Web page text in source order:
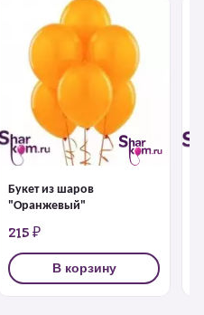
Букет из шаров
"Оранжевый"
215 ₽
В корзину